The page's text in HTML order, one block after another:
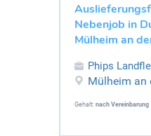
Nebenjob in
Mülheim an
Phips
Mülheim an
Gehalt: nach Vereinbarung